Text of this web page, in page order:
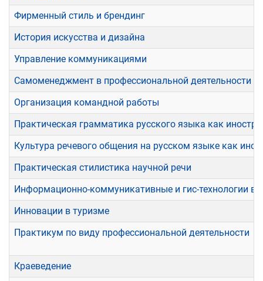
Фирменный стиль и брендинг
История искусства и дизайна
Управление коммуникациями
Самоменеджмент в профессиональной деятельности
Организация командной работы
Практическая грамматика русского языка как
Культура речевого общения на русском языке как
Практическая стилистика научной речи
Информационно-коммуникативные и гис-технологии в
Инновации в туризме
Практикум по виду профессиональной деятельности
Краеведение